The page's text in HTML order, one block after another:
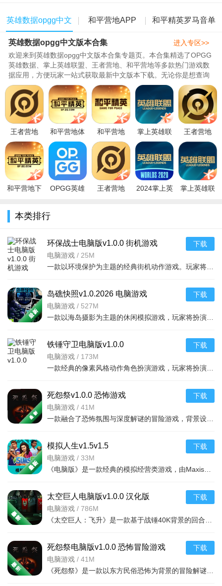
用户们也可以欣赏顶级队伍的巅峰赛对局
软件内容
官方权威资讯库：第一时间推送版本更新、活动公告、新地
分布等实用内容，同步官方赛事直播与战报，内容与游戏版本无
缝同步。
等全模式战绩，包括场次、KD值、段位、物资收益等；生成五维
能力评估报告，可视化呈现伤害热区、移动轨迹等深度数据，助
力复盘提升。
英雄数据opgg中文
版本合集
和平营地APP
版本大全
和平精英罗马音单
字id复制
英雄数据opgg中文版本合集
欢迎来到英雄数据opgg中文版本合集专题页。本合集精选了OPGG
英雄数据、掌上英雄联盟、王者营地、和平营地等多款热门游戏数
据应用，方便玩家一站式获取最新中文版本下载。无论你是想查询
LOL英雄胜率、装备符文，还是查..
进入专区>>
王者营地
app免费下
载官方正版
v10.112.0708
和平营地体
验服官方申
请平台
v3.37.3.1598
安
和平营地
app官方下
载2026最新
版和平精英
社区
掌上英雄联
盟app官方
新版v12.7.0
王者营地
app下载最
v10.112.0708
最新
和平营地下
v3.37.3.1598
OPGG英雄
王者营地
2024掌上英
掌上英雄联
本类排行
环保战士电脑版v1.0.0 街机游戏
电脑游戏 / 25M
下载
岛礁快照v1.0.2026 电脑游戏
电脑游戏 / 527M
下载
铁锤守卫电脑版v1.0.0
电脑游戏 / 173M
下载
死怨祭v1.0.0 恐怖游戏
电脑游戏 / 41M
下载
模拟人生v1.5v1.5
电脑游戏 / 33M
下载
太空巨人电脑版v1.0.0 汉化版
电脑游戏 / 786M
下载
死怨祭电脑版v1.0.0 恐怖冒险游戏
电脑游戏 / 41M
下载